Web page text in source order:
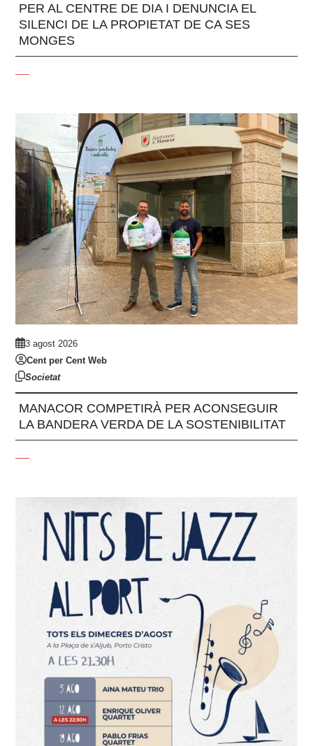
PER AL CENTRE DE DIA I DENUNCIA EL
SILENCI DE LA PROPIETAT DE CA SES
MONGES
3 agost 2026
Cent per Cent Web
Societat
MANACOR COMPETIRÀ PER ACONSEGUIR
LA BANDERA VERDA DE LA SOSTENIBILITAT